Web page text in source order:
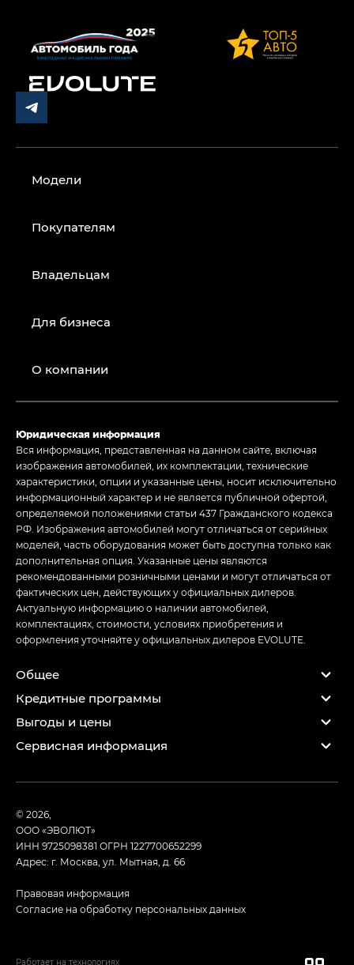
Модели
Покупателям
Владельцам
Для бизнеса
О компании
Юридическая информация
Вся информация, представленная на данном сайте, включая
изображения автомобилей, их комплектации, технические
характеристики, опции и указанные цены, носит исключительно
информационный характер и не является публичной офертой,
определяемой положениями статьи 437 Гражданского кодекса
РФ. Изображения автомобилей могут отличаться от серийных
моделей, часть оборудования может быть доступна только как
дополнительная опция. Указанные цены являются
рекомендованными розничными ценами и могут отличаться от
фактических цен, действующих у официальных дилеров.
Актуальную информацию о наличии автомобилей,
комплектациях, стоимости, условиях приобретения и
оформления уточняйте у официальных дилеров EVOLUTE.
Общее
Кредитные программы
Выгоды и цены
Сервисная информация
© 2026,
ООО «ЭВОЛЮТ»
ИНН 9725098381 ОГРН 1227700652299
Адрес: г. Москва, ул. Мытная, д. 66
Правовая информация
Согласие на обработку персональных данных
Работает на технологиях